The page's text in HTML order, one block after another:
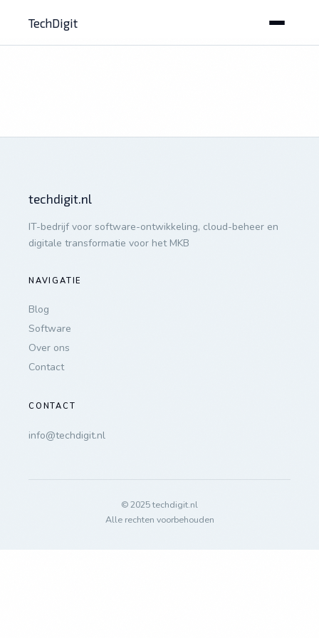
TechDigit
techdigit.nl
IT-bedrijf voor software-ontwikkeling, cloud-beheer en
digitale transformatie voor het MKB
NAVIGATIE
Blog
Software
Over ons
Contact
CONTACT
info@techdigit.nl
© 2025 techdigit.nl
Alle rechten voorbehouden